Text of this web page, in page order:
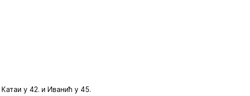
у 42. и Иванић у 45.